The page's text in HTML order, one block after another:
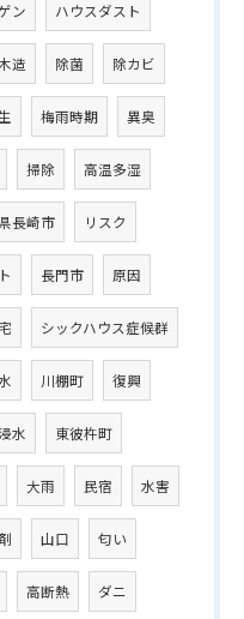
ン ハウスダスト
造 除菌 除カビ
梅雨時期 異臭
掃除 高温多湿
長崎市 リスク
長門市 原因
シックハウス症候群
川棚町 復興
水 東彼杵町
大雨 民宿 水害
山口 匂い
高断熱 ダニ